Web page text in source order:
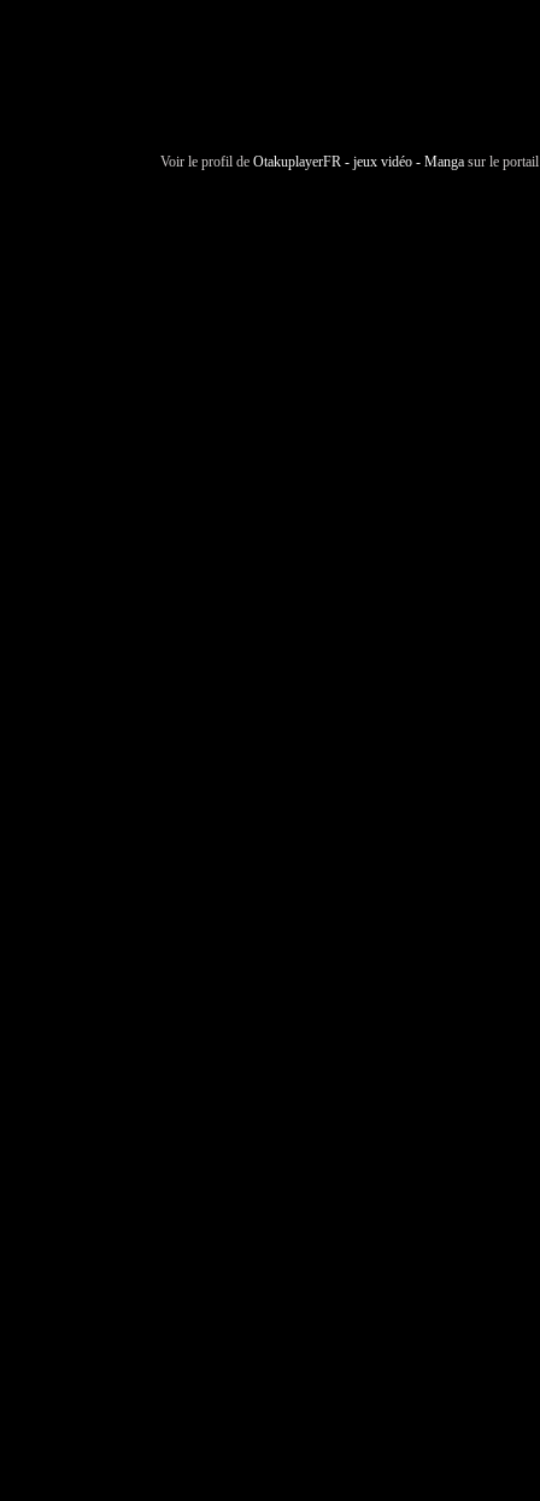
Voir le profil de OtakuplayerFR - jeux vidéo - Manga sur le